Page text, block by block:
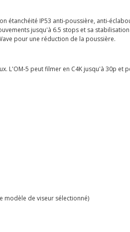
étanchéité IP53 anti-poussière, anti-
jusqu'à 6.5 stops et sa
pour une réduction de la poussière.
L'OM-5 peut filmer en C4K jusqu'à 30p et
modèle de viseur sélectionné)